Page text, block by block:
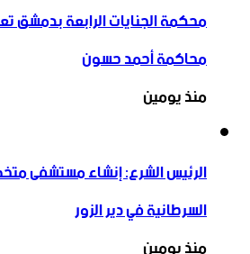
محكمة الجنايات الرابعة
محاكمة أحمد حسون
منذ يومين
الرئيس الشرع: إنشاء ‌‏مستشفى
السرطانية في دير الزور